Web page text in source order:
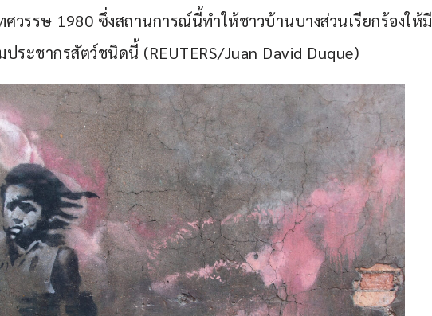
ศวรรษ 1980 ซึ่งสถานการณ์นี้ทำให้ชาวบ้านบางส่วนเรียกร้องให้มี
ระชากรสัตว์ชนิดนี้ (REUTERS/Juan David Duque)